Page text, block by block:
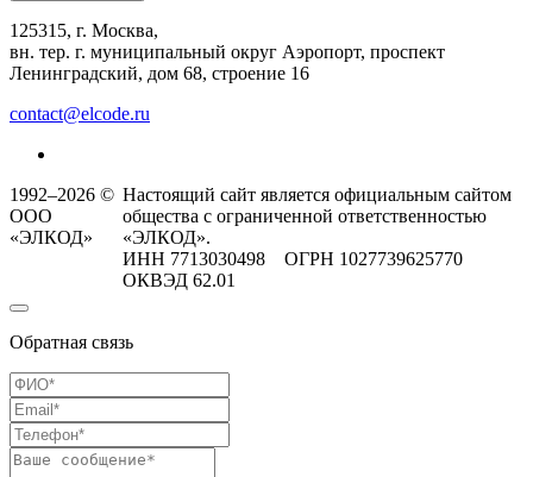
125315, г. Москва,
вн. тер. г. муниципальный округ Аэропорт, проспект
Ленинградский, дом 68, строение 16
contact@elcode.ru
1992–2026 ©
ООО
«ЭЛКОД»
Настоящий сайт является официальным сайтом
общества с ограниченной ответственностью
«ЭЛКОД».
ИНН 7713030498 ОГРН 1027739625770
ОКВЭД 62.01
Обратная связь